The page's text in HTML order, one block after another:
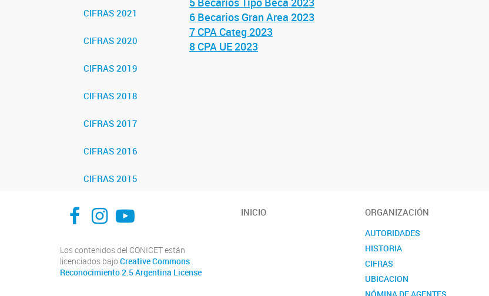
CIFRAS 2021
CIFRAS 2020
CIFRAS 2019
CIFRAS 2018
CIFRAS 2017
CIFRAS 2016
CIFRAS 2015
6 Becarios Gran Area 2023
7 CPA Categ 2023
8 CPA UE 2023
facebook
instagram
Youtube
Los contenidos del CONICET están
licenciados bajo Creative Commons
Reconocimiento 2.5 Argentina License
INICIO ORGANIZACIÓN
AUTORIDADES
HISTORIA
CIFRAS
UBICACION
NÓMINA DE AGENTES